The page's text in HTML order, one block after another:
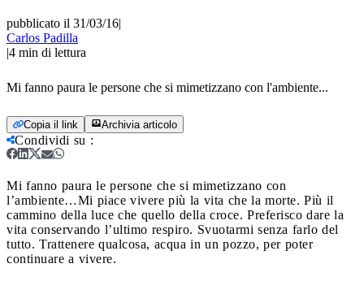
pubblicato il 31/03/16|
Carlos Padilla
|4 min di lettura
Mi fanno paura le persone che si mimetizzano con l'ambiente...
Copia il link Archivia articolo
Condividi su :
Mi fanno paura le persone che si mimetizzano con
l’ambiente…Mi piace vivere più la vita che la morte. Più il
cammino della luce che quello della croce. Preferisco dare la
vita conservando l’ultimo respiro. Svuotarmi senza farlo del
tutto. Trattenere qualcosa, acqua in un pozzo, per poter
continuare a vivere.